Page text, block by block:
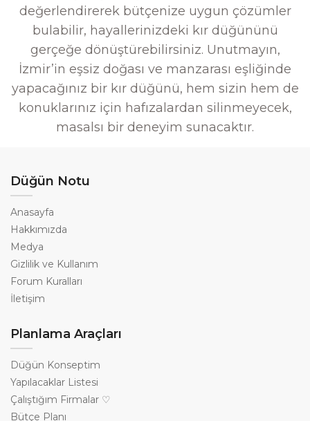
değerlendirerek bütçenize uygun çözümler
bulabilir, hayallerinizdeki kır düğününü
gerçeğe dönüştürebilirsiniz. Unutmayın,
İzmir’in eşsiz doğası ve manzarası eşliğinde
yapacağınız bir kır düğünü, hem sizin hem de
konuklarınız için hafızalardan silinmeyecek,
masalsı bir deneyim sunacaktır.
Düğün Notu
Anasayfa
Hakkımızda
Medya
Gizlilik ve Kullanım
Forum Kuralları
İletişim
Planlama Araçları
Düğün Konseptim
Yapılacaklar Listesi
Çalıştığım Firmalar ♡
Bütçe Planı